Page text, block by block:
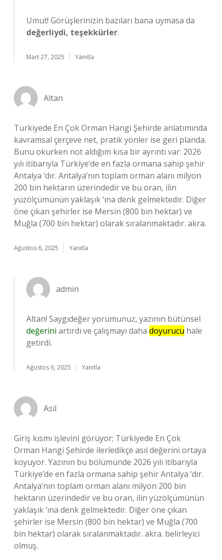
Umut! Görüşlerinizin bazıları bana uymasa da
değerliydi, teşekkürler.
Mart 27, 2025 Yanıtla
Altan
Türkiyede En Çok Orman Hangi Şehirde anlatımında
kavramsal çerçeve net, pratik yönler ise geri planda.
Bunu okurken not aldığım kısa bir ayrıntı var: 2026
yılı itibarıyla Türkiye’de en fazla ormana sahip şehir
Antalya ‘dır. Antalya’nın toplam orman alanı milyon
200 bin hektarın üzerindedir ve bu oran, ilin
yüzölçümünün yaklaşık ‘ına denk gelmektedir. Diğer
öne çıkan şehirler ise Mersin (800 bin hektar) ve
Muğla (700 bin hektar) olarak sıralanmaktadır. akra.
Ağustos 6, 2025 Yanıtla
admin
Altan! Saygıdeğer yorumunuz, yazının bütünsel
değerini artırdı ve çalışmayı daha doyurucu hale
getirdi.
Ağustos 6, 2025 Yanıtla
Asil
Giriş kısmı işlevini görüyor; Türkiyede En Çok
Orman Hangi Şehirde ilerledikçe asıl değerini ortaya
koyuyor. Yazının bu bölümünde 2026 yılı itibarıyla
Türkiye’de en fazla ormana sahip şehir Antalya ‘dır.
Antalya’nın toplam orman alanı milyon 200 bin
hektarın üzerindedir ve bu oran, ilin yüzölçümünün
yaklaşık ‘ına denk gelmektedir. Diğer öne çıkan
şehirler ise Mersin (800 bin hektar) ve Muğla (700
bin hektar) olarak sıralanmaktadır. akra. belirleyici
olmuş.